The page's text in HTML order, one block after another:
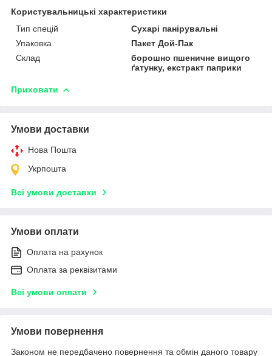
Користувальницькі характеристики
Тип спецій
Сухарі панірувальні
Упаковка
Пакет Дой-Пак
Склад
борошно пшеничне вищого
ґатунку, екстракт паприки
Приховати
Умови доставки
Нова Пошта
Укрпошта
Всі умови доставки
Умови оплати
Оплата на рахунок
Оплата за реквізитами
Всі умови оплати
Умови повернення
Законом не передбачено повернення та обмін даного товару